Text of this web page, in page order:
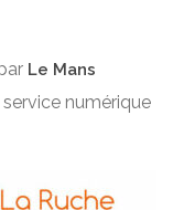
Le Mans
service numérique